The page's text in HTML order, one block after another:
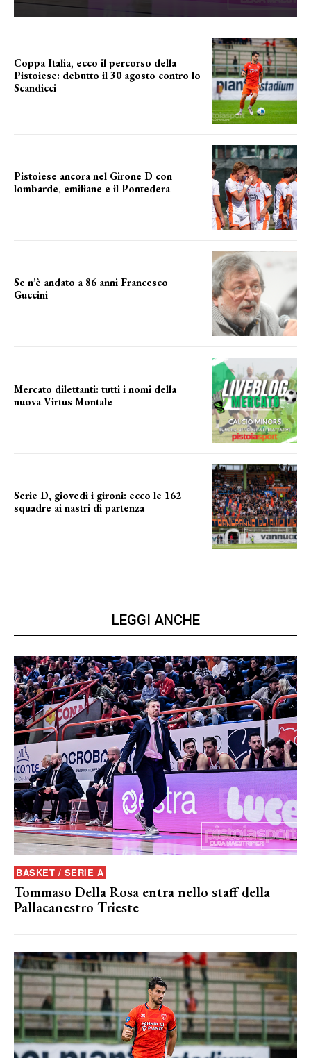
Coppa Italia, ecco il percorso della
Pistoiese: debutto il 30 agosto contro lo
Scandicci
Pistoiese ancora nel Girone D con
lombarde, emiliane e il Pontedera
Se n’è andato a 86 anni Francesco
Guccini
Mercato dilettanti: tutti i nomi della
nuova Virtus Montale
Serie D, giovedì i gironi: ecco le 162
squadre ai nastri di partenza
LEGGI ANCHE
BASKET / SERIE A
Tommaso Della Rosa entra nello staff della
Pallacanestro Trieste